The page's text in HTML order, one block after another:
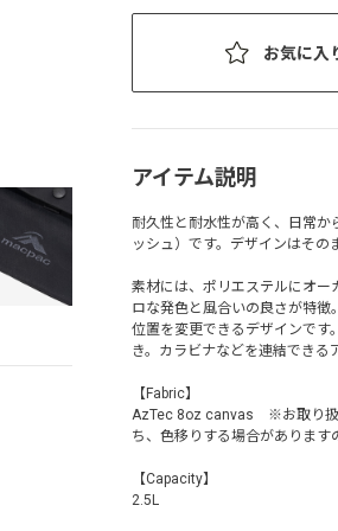
お気に入
アイテム説明
耐久性と耐水性が高く、日常
ッシュ）です。デザインはその
素材には、ポリエステルにオ
ロな発色と風合いの良さが特
位置を変更できるデザインです
き。カラビナなどを連結できる
【Fabric】
AzTec 8oz canvas ※お取り扱
ち、色移りする場合があります
【Capacity】
2.5L